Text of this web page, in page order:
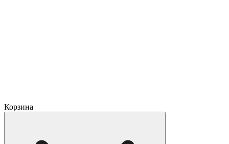
Корзина